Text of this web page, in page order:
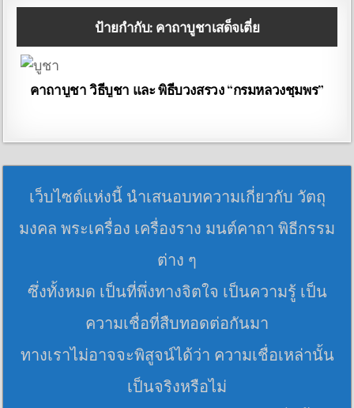
ป้ายกำกับ: คาถาบูชาเสด็จเตี่ย
คาถาบูชา วิธีบูชา และ พิธีบวงสรวง “กรมหลวงชุมพร”
เว็บไซต์แห่งนี้ นำเสนอบทความเกี่ยวกับ วัตถุ
มงคล พระเครื่อง เครื่องราง มนต์คาถา พิธีกรรม
ต่าง ๆ
ซึ่งทั้งหมด เป็นที่พึ่งทางจิตใจ เป็นความรู้ เป็น
ความเชื่อที่สืบทอดต่อกันมา
ทางเราไม่อาจจะพิสูจน์ได้ว่า ความเชื่อเหล่านั้น
เป็นจริงหรือไม่